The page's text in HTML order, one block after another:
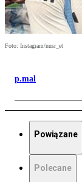
Foto: Instagram/nusr_et
p.mal
Powiązane
Polecane